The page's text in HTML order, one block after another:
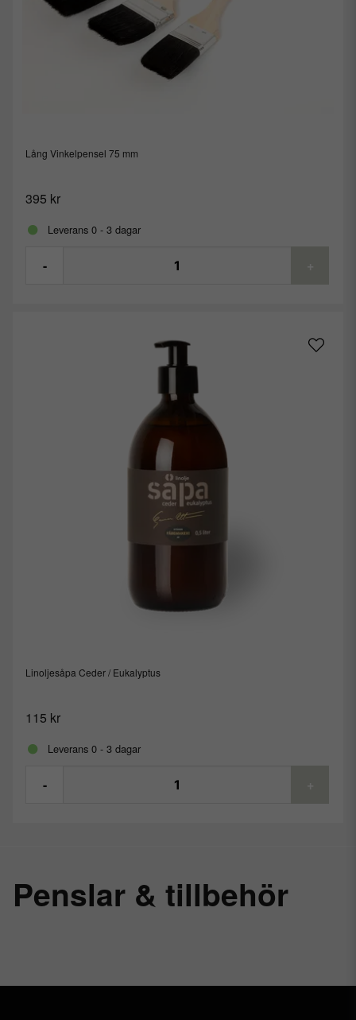
Lång Vinkelpensel 75 mm
395 kr
Leverans 0 - 3 dagar
- +
Linoljesåpa Ceder / Eukalyptus
115 kr
Leverans 0 - 3 dagar
- +
Penslar & tillbehör